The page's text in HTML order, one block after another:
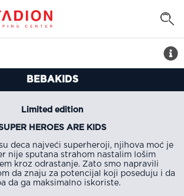
BEBAKIDS
Limited edition
HEROES ARE KIDS
deca najveći superheroji, njihova moć je
nije sputana strahom nastalim lošim
kroz odrastanje. Zato smo napravili
da znaju za potencijal koji poseduju i da
da ga maksimalno iskoriste.